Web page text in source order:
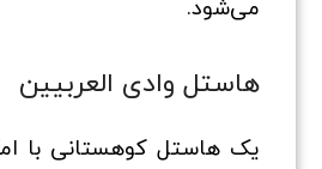
هاستل وادی العربیین
یک هاستل کوهستانی با